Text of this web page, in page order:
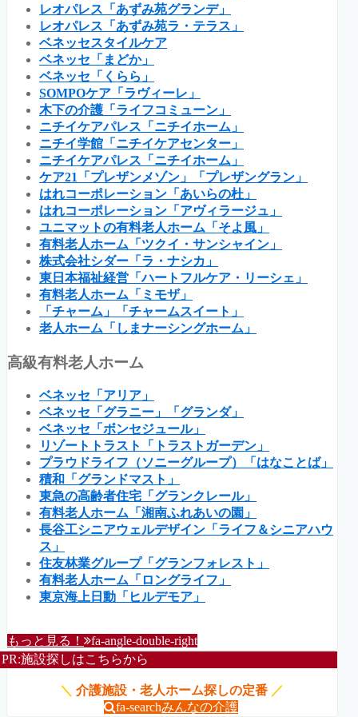
レオパレス「あずみ苑グランデ」
レオパレス「あずみ苑ラ・テラス」
ベネッセスタイルケア
ベネッセ「まどか」
ベネッセ「くらら」
SOMPOケア「ラヴィーレ」
木下の介護「ライフコミューン」
ニチイケアパレス「ニチイホーム」
ニチイ学館「ニチイケアセンター」
ニチイケアパレス「ニチイホーム」
ケア21「プレザンメゾン」「プレザングラン」
はれコーポレーション「あいらの杜」
はれコーポレーション「アヴィラージュ」
ユニマットの有料老人ホーム「そよ風」
有料老人ホーム「ツクイ・サンシャイン」
株式会社シダー「ラ・ナシカ」
東日本福祉経営「ハートフルケア・リーシェ」
有料老人ホーム「ミモザ」
「チャーム」「チャームスイート」
老人ホーム「しまナーシングホーム」
高級有料老人ホーム
ベネッセ「アリア」
ベネッセ「グラニー」「グランダ」
ベネッセ「ボンセジュール」
リゾートトラスト「トラストガーデン」
プラウドライフ（ソニーグループ）「はなことば」
積和「グランドマスト」
東急の高齢者住宅「グランクレール」
有料老人ホーム「湘南ふれあいの園」
長谷工シニアウェルデザイン「ライフ＆シニアハウ
ス」
住友林業グループ「グランフォレスト」
有料老人ホーム「ロングライフ」
東京海上日動「ヒルデモア」
もっと見る！ fa-angle-double-right
PR:施設探しはこちらから
＼ 介護施設・老人ホーム探しの定番 ／
fa-searchみんなの介護